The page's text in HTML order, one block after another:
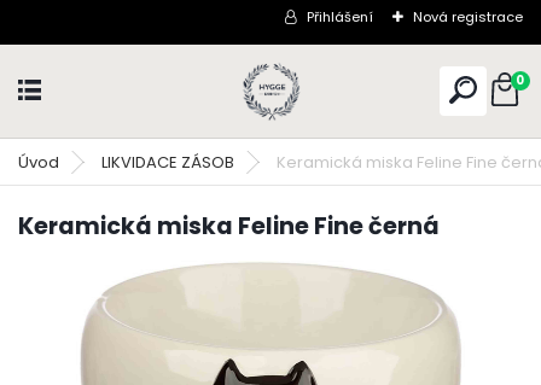
Přihlášení Nová registrace
0
Úvod LIKVIDACE ZÁSOB Keramická miska Feline Fine
Keramická miska Feline Fine černá